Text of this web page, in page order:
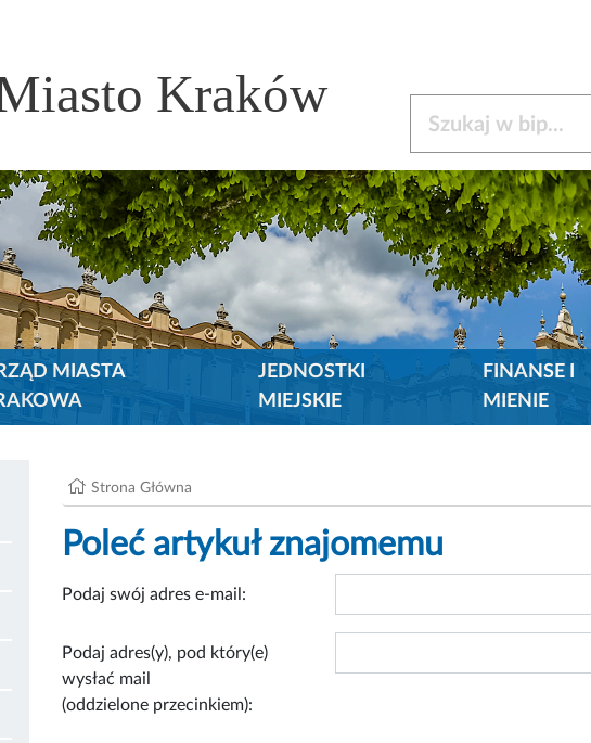
Kraków
MIASTA
JEDNOSTKI
MIEJSKIE
FINANSE I
MIENIE
Strona Główna
Poleć artykuł znajomemu
Podaj swój adres e-mail:
Podaj adres(y), pod który(e)
wysłać mail
(oddzielone przecinkiem):